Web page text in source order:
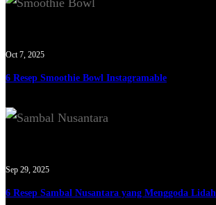
Oct 7, 2025
6 Resep Smoothie Bowl Instagramable
Sep 29, 2025
6 Resep Sambal Nusantara yang Menggoda Lidah